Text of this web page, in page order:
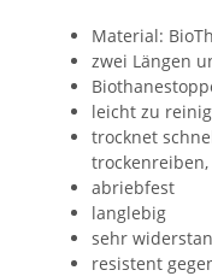
Material:
zwei Längen
leicht zu
trocknet
abriebfest
langlebig
sehr
resistent